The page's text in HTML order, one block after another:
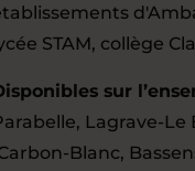
STAM, collège
sur
Lagrave-
Blanc,